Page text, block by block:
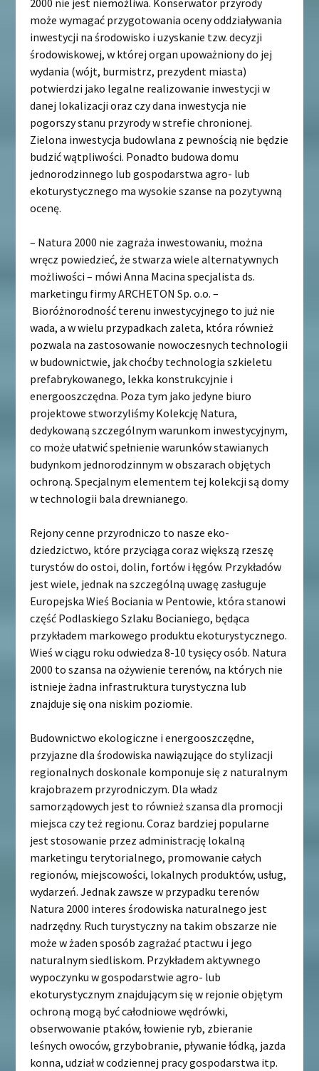
2000 nie jest niemożliwa. Konserwator przyrody
może wymagać przygotowania oceny oddziaływania
inwestycji na środowisko i uzyskanie tzw. decyzji
środowiskowej, w której organ upoważniony do jej
wydania (wójt, burmistrz, prezydent miasta)
potwierdzi jako legalne realizowanie inwestycji w
danej lokalizacji oraz czy dana inwestycja nie
pogorszy stanu przyrody w strefie chronionej.
Zielona inwestycja budowlana z pewnością nie będzie
budzić wątpliwości. Ponadto budowa domu
jednorodzinnego lub gospodarstwa agro- lub
ekoturystycznego ma wysokie szanse na pozytywną
ocenę.
– Natura 2000 nie zagraża inwestowaniu, można
wręcz powiedzieć, że stwarza wiele alternatywnych
możliwości – mówi Anna Macina specjalista ds.
marketingu firmy ARCHETON Sp. o.o. –
Bioróżnorodność terenu inwestycyjnego to już nie
wada, a w wielu przypadkach zaleta, która również
pozwala na zastosowanie nowoczesnych technologii
w budownictwie, jak choćby technologia szkieletu
prefabrykowanego, lekka konstrukcyjnie i
energooszczędna. Poza tym jako jedyne biuro
projektowe stworzyliśmy Kolekcję Natura,
dedykowaną szczególnym warunkom inwestycyjnym,
co może ułatwić spełnienie warunków stawianych
budynkom jednorodzinnym w obszarach objętych
ochroną. Specjalnym elementem tej kolekcji są domy
w technologii bala drewnianego.
Rejony cenne przyrodniczo to nasze eko-
dziedzictwo, które przyciąga coraz większą rzeszę
turystów do ostoi, dolin, fortów i łęgów. Przykładów
jest wiele, jednak na szczególną uwagę zasługuje
Europejska Wieś Bociania w Pentowie, która stanowi
część Podlaskiego Szlaku Bocianiego, będąca
przykładem markowego produktu ekoturystycznego.
Wieś w ciągu roku odwiedza 8-10 tysięcy osób. Natura
2000 to szansa na ożywienie terenów, na których nie
istnieje żadna infrastruktura turystyczna lub
znajduje się ona niskim poziomie.
Budownictwo ekologiczne i energooszczędne,
przyjazne dla środowiska nawiązujące do stylizacji
regionalnych doskonale komponuje się z naturalnym
krajobrazem przyrodniczym. Dla władz
samorządowych jest to również szansa dla promocji
miejsca czy też regionu. Coraz bardziej popularne
jest stosowanie przez administrację lokalną
marketingu terytorialnego, promowanie całych
regionów, miejscowości, lokalnych produktów, usług,
wydarzeń. Jednak zawsze w przypadku terenów
Natura 2000 interes środowiska naturalnego jest
nadrzędny. Ruch turystyczny na takim obszarze nie
może w żaden sposób zagrażać ptactwu i jego
naturalnym siedliskom. Przykładem aktywnego
wypoczynku w gospodarstwie agro- lub
ekoturystycznym znajdującym się w rejonie objętym
ochroną mogą być całodniowe wędrówki,
obserwowanie ptaków, łowienie ryb, zbieranie
leśnych owoców, grzybobranie, pływanie łódką, jazda
konna, udział w codziennej pracy gospodarstwa itp.